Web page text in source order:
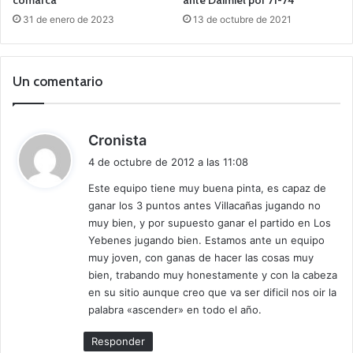
31 de enero de 2023 13 de octubre de 2021
Un comentario
Cronista
e
:
4 de octubre de 2012 a las 11:08
Este equipo tiene muy buena pinta, es capaz de
ganar los 3 puntos antes Villacañas jugando no
muy bien, y por supuesto ganar el partido en Los
Yebenes jugando bien. Estamos ante un equipo
muy joven, con ganas de hacer las cosas muy
bien, trabando muy honestamente y con la cabeza
en su sitio aunque creo que va ser dificil nos oir la
palabra «ascender» en todo el año.
Responder